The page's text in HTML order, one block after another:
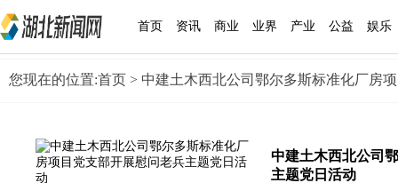
首页 资讯 商业 业界 产业 公益 娱乐
您现在的位置:首页 > 中建土木西北公司鄂尔多斯标准化厂房
中建土木西北公司
主题党日活动